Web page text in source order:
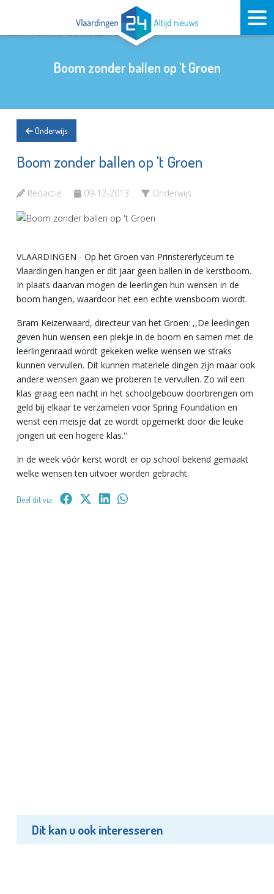
Boom zonder ballen op 't Groen
Onderwijs
Boom zonder ballen op 't Groen
Redactie 09-12-2013 Onderwijs
VLAARDINGEN - Op het Groen van Prinstererlyceum te
Vlaardingen hangen er dit jaar geen ballen in de kerstboom.
In plaats daarvan mogen de leerlingen hun wensen in de
boom hangen, waardoor het een echte wensboom wordt.
Bram Keizerwaard, directeur van het Groen: ,,De leerlingen
geven hun wensen een plekje in de boom en samen met de
leerlingenraad wordt gekeken welke wensen we straks
kunnen vervullen. Dit kunnen materiele dingen zijn maar ook
andere wensen gaan we proberen te vervullen. Zo wil een
klas graag een nacht in het schoolgebouw doorbrengen om
geld bij elkaar te verzamelen voor Spring Foundation en
wenst een meisje dat ze wordt opgemerkt door die leuke
jongen uit een hogere klas.''
In de week vóór kerst wordt er op school bekend gemaakt
welke wensen ten uitvoer worden gebracht.
Deel dit via:
Dit kan u ook interesseren